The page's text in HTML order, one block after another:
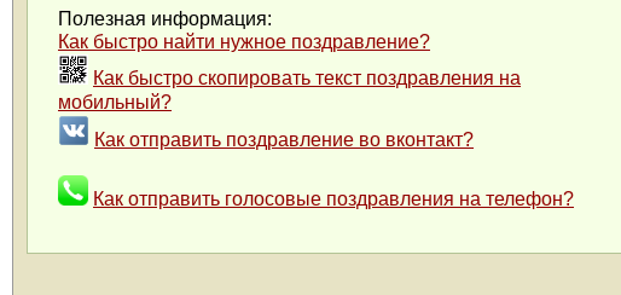
Полезная информация:
Как быстро найти нужное поздравление?
Как быстро скопировать текст поздравления на
мобильный?
Как отправить поздравление во вконтакт?
Как отправить голосовые поздравления на телефон?